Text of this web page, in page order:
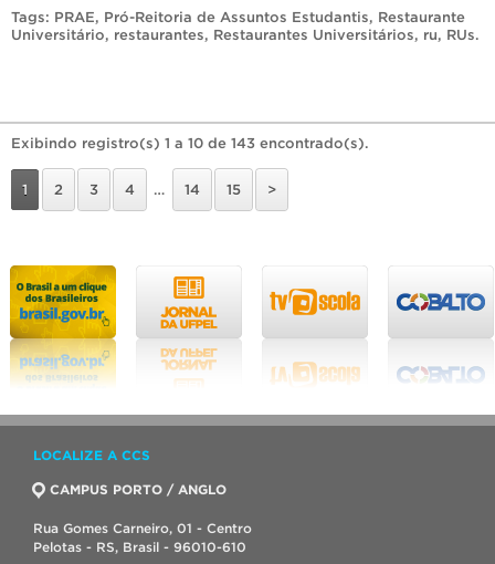
Tags: PRAE, Pró-Reitoria de Assuntos Estudantis, Restaurante
Universitário, restaurantes, Restaurantes Universitários, ru, RUs.
Exibindo registro(s) 1 a 10 de 143 encontrado(s).
1 2 3 4 … 14 15 >
LOCALIZE A CCS
CAMPUS PORTO / ANGLO
Rua Gomes Carneiro, 01 - Centro
Pelotas - RS, Brasil - 96010-610